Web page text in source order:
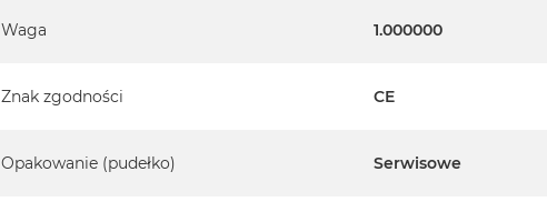
Waga 1.000000
Znak zgodności CE
Opakowanie (pudełko) Serwisowe